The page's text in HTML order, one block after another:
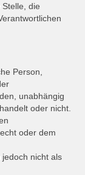
die
Person,
unabhängig
oder nicht.
oder dem
nicht als